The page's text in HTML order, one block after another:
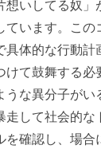
想いしてる奴
ています。この
具体的な行動計
けて鼓舞する
うな異分子がい
走して社会的な
を確認し、場合